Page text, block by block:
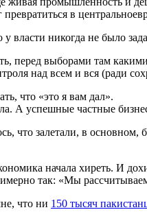
в
никогда не было
перед выборами там
над всем и вся (ради
что «это я вам дал».
А успешные частные
что залетали, в основном,
начала хиреть. И
так: «Мы
что ни 150 тысяч